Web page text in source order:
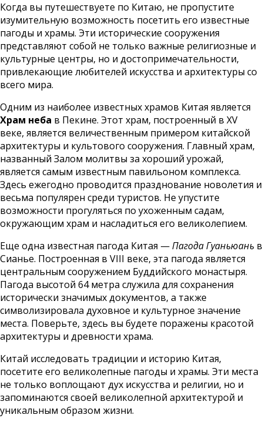
Когда вы путешествуете по Китаю, не пропустите
изумительную возможность посетить его известные
пагоды и храмы. Эти исторические сооружения
представляют собой не только важные религиозные и
культурные центры, но и достопримечательности,
привлекающие любителей искусства и архитектуры со
всего мира.
Одним из наиболее известных храмов Китая является
Храм неба в Пекине. Этот храм, построенный в XV
веке, является величественным примером китайской
архитектуры и культового сооружения. Главный храм,
названный Залом молитвы за хороший урожай,
является самым известным павильоном комплекса.
Здесь ежегодно проводится празднование новолетия и
весьма популярен среди туристов. Не упустите
возможности прогуляться по ухоженным садам,
окружающим храм и насладиться его великолепием.
Еще одна известная пагода Китая —Пагода Гуаньюань в
Сианье. Построенная в VIII веке, эта пагода является
центральным сооружением Буддийского монастыря.
Пагода высотой 64 метра служила для сохранения
исторически значимых документов, а также
символизировала духовное и культурное значение
места. Поверьте, здесь вы будете поражены красотой
архитектуры и древности храма.
Китай исследовать традиции и историю Китая,
посетите его великолепные пагоды и храмы. Эти места
не только воплощают дух искусства и религии, но и
запоминаются своей великолепной архитектурой и
уникальным образом жизни.